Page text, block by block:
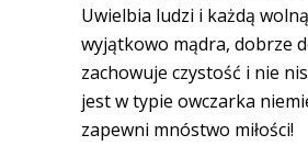
Uwielbia ludzi i każdą
wyjątkowo mądra, dobrze
zachowuje czystość i nie
jest w typie owczarka
zapewni mnóstwo miłości!